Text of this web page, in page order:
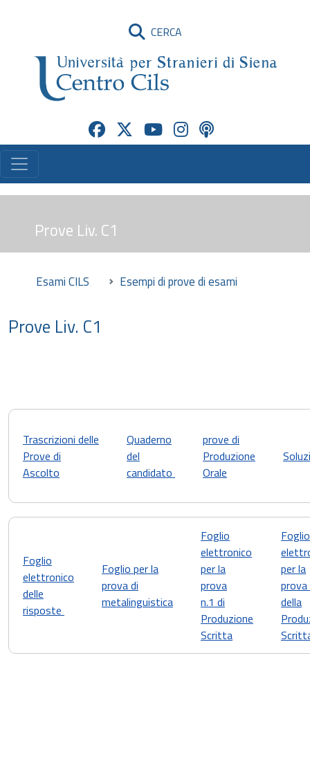
CERCA
Prove Liv. C1
Esami CILS Esempi di prove di esami
Prove Liv. C1
Trascrizioni delle
Prove di
Ascolto
Quaderno
del
candidato
prove di
Produzione
Orale
Foglio
elettronico
delle
risposte
Foglio per la
prova di
metalinguistica
Foglio
elettronico
per la
prova
n.1 di
Produzione
Scritta
Foglio
per la
prova
della